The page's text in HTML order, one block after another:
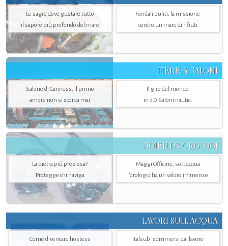
Le sagre dove gustare tutto
il sapore più profondo del mare
Fondali puliti, la missione
contro un mare di rifiuti
FIERE & SALONI
Salone di Canness, il primo
amore non si scorda mai
Il giro del mondo
in 40 Saloni nautici
GIOIELLI & OROLOGI
La pietra più preziosa?
Protegge chi naviga
Maggi Officine, sott’acqua
l'orologio ha un valore immenso
LAVORI SULL’ACQUA
Come diventare hostess
Italsub: sommersi dal lavoro